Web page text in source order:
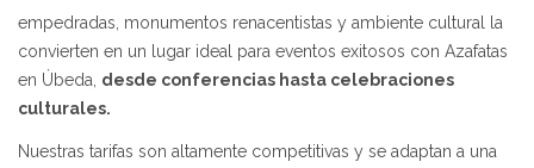
empedradas, monumentos renacentistas y ambiente cultural la
convierten en un lugar ideal para eventos exitosos con Azafatas
en Úbeda, desde conferencias hasta celebraciones
culturales.
Nuestras tarifas son altamente competitivas y se adaptan a una